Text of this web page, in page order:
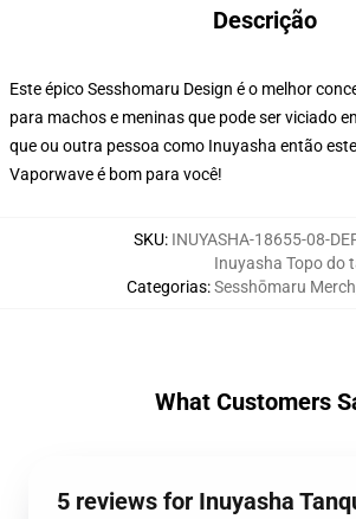
Descrição
Este épico Sesshomaru Design é o melhor
para machos e meninas que pode ser viciado
que ou outra pessoa como Inuyasha então
Vaporwave é bom para você!
SKU: INUYASHA-18655-08-
Categorias:
Inuyasha Topo do
Sesshōmaru Merch
What Customers
5 reviews for Inuyasha